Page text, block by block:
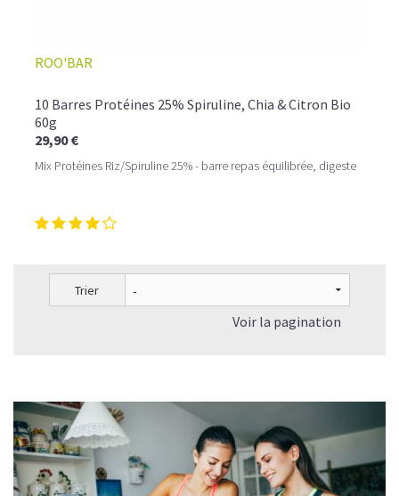
ROO'BAR
10 Barres Protéines 25% Spiruline, Chia & Citron Bio
60g
29,90 €
Mix Protéines Riz/Spiruline 25% - barre repas équilibrée, digeste
Trier
Voir la pagination